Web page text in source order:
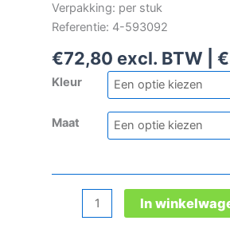
Verpakking: per stuk
Referentie: 4-593092
€72,80 excl. BTW | €
Kleur
Maat
Tranemo
Cantex
In